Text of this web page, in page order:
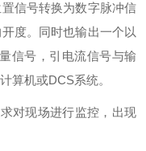
信号转换为数字脉冲信
度。同时也输出一个以
信号，引电流信号与输
算机或DCS系统。
对现场进行监控，出现